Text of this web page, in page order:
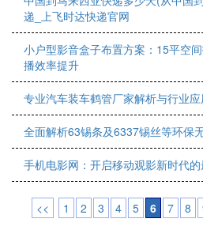
递_上飞时达快递官网
小户型影音盒子布置方案：15平空
播效率提升
专业汽车装车鹤管厂家解析与行业
全面解析63锡条及6337锡丝等环保
手机电影网：开启移动观影新时代
<<
1 2 3 4 5 6 7 8